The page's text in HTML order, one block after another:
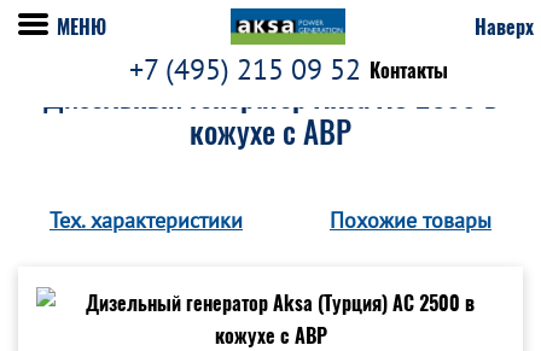
+7 (495) 215 09 52 Контакты
МЕНЮ Наверх
Дизельный генератор Aksa AC 2500 в
кожухе c АВР
Тех. характеристики Похожие товары